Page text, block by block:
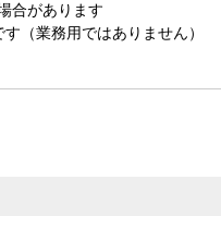
合があります
（業務用ではありません）